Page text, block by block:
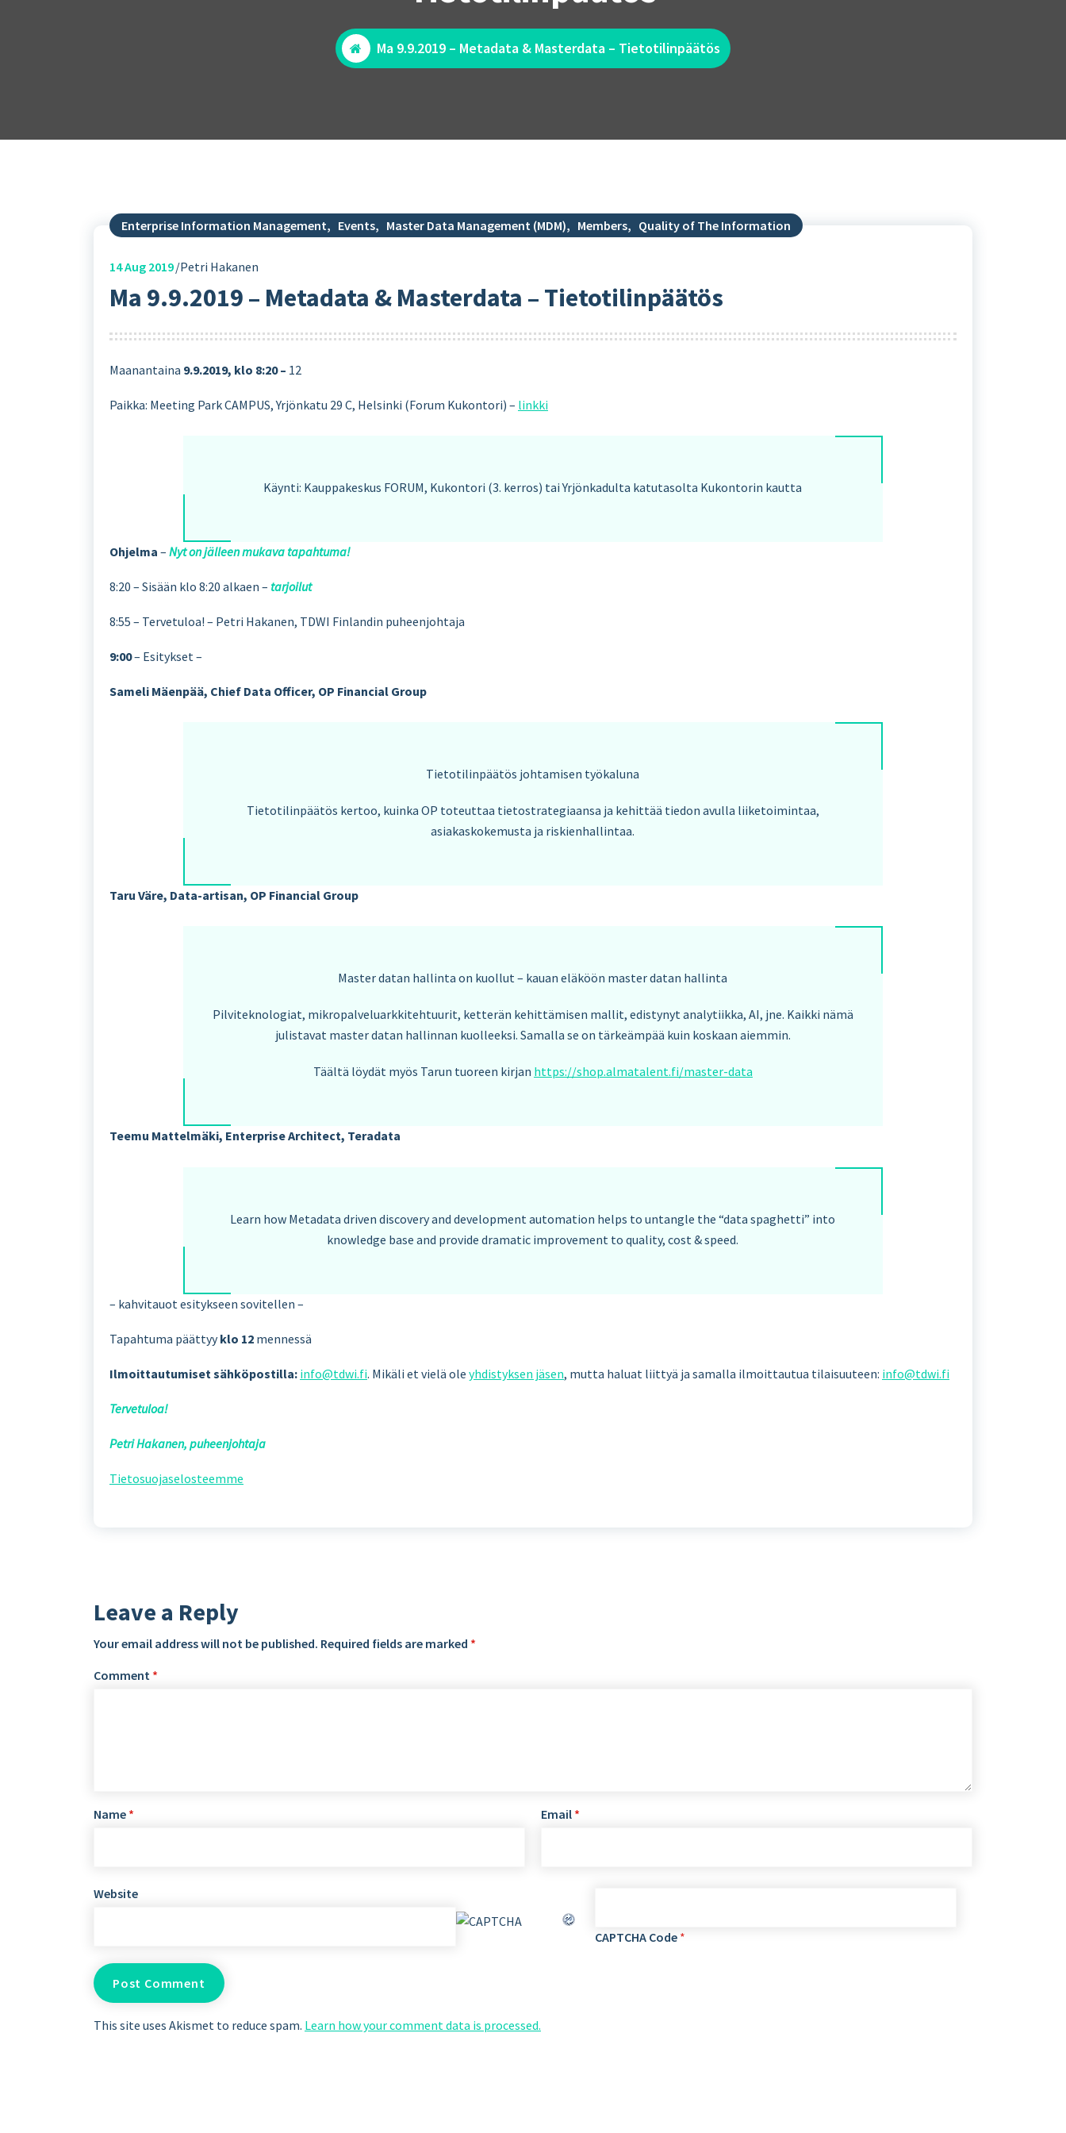
Ma 9.9.2019 – Metadata & Masterdata – Tietotilinpäätös
Enterprise Information Management, Events, Master Data Management (MDM), Members, Quality of The Information
14Aug 2019 Petri Hakanen
Ma 9.9.2019 – Metadata & Masterdata – Tietotilinpäätös
Maanantaina 9.9.2019, klo 8:20 – 12
Paikka: Meeting Park CAMPUS, Yrjönkatu 29 C, Helsinki (Forum Kukontori) – linkki
Käynti: Kauppakeskus FORUM, Kukontori (3. kerros) tai Yrjönkadulta katutasolta Kukontorin kautta
Ohjelma – Nyt on jälleen mukava tapahtuma!
8:20 – Sisään klo 8:20 alkaen – tarjoilut
8:55 – Tervetuloa! – Petri Hakanen, TDWI Finlandin puheenjohtaja
9:00– Esitykset –
Sameli Mäenpää, Chief Data Officer, OP Financial Group
Tietotilinpäätös johtamisen työkaluna
Tietotilinpäätös kertoo, kuinka OP toteuttaa tietostrategiaansa ja kehittää tiedon avulla liiketoimintaa,
asiakaskokemusta ja riskienhallintaa.
Taru Väre, Data-artisan, OP Financial Group
Master datan hallinta on kuollut – kauan eläköön master datan hallinta
Pilviteknologiat, mikropalveluarkkitehtuurit, ketterän kehittämisen mallit, edistynyt analytiikka, AI, jne. Kaikki nämä
julistavat master datan hallinnan kuolleeksi. Samalla se on tärkeämpää kuin koskaan aiemmin.
Täältä löydät myös Tarun tuoreen kirjan https://shop.almatalent.fi/master-data
Teemu Mattelmäki, Enterprise Architect, Teradata
Learn how Metadata driven discovery and development automation helps to untangle the “data spaghetti” into
knowledge base and provide dramatic improvement to quality, cost & speed.
– kahvitauot esitykseen sovitellen –
Tapahtuma päättyyklo 12 mennessä
Ilmoittautumiset sähköpostilla: info@tdwi.fi. Mikäli et vielä ole yhdistyksen jäsen, mutta haluat liittyä ja samalla ilmoittautua tilaisuuteen: info@tdwi.fi
Tervetuloa!
Petri Hakanen, puheenjohtaja
Tietosuojaselosteemme
Leave a Reply
Your email address will not be published. Required fields are marked *
Comment *
Name * Email *
Website
CAPTCHA Code*
This site uses Akismet to reduce spam. Learn how your comment data is processed.